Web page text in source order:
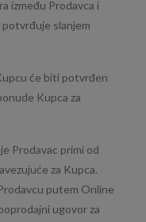
između Prodavca i
potvrđuje slanjem
će biti potvrđen
Kupca za
Prodavac primi od
za Kupca.
putem Online
ugovor za